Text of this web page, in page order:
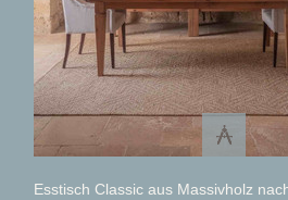
Esstisch Classic aus Massivholz